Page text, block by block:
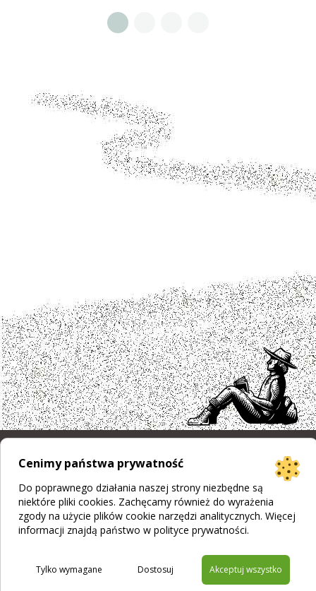
Cenimy państwa prywatność
Do poprawnego działania naszej strony niezbędne są
niektóre pliki cookies. Zachęcamy również do wyrażenia
zgody na użycie plików cookie narzędzi analitycznych. Więcej
informacji znajdą państwo w polityce prywatności.
Dostosuj
Tylko wymagane Akceptuj wszystko
Projekt stronyBogumiła Płachecka
Realizacja© 2026 WEBOPCJA.pl
Regulamin sklepu | Polityka prywatności |Pliki Cookies